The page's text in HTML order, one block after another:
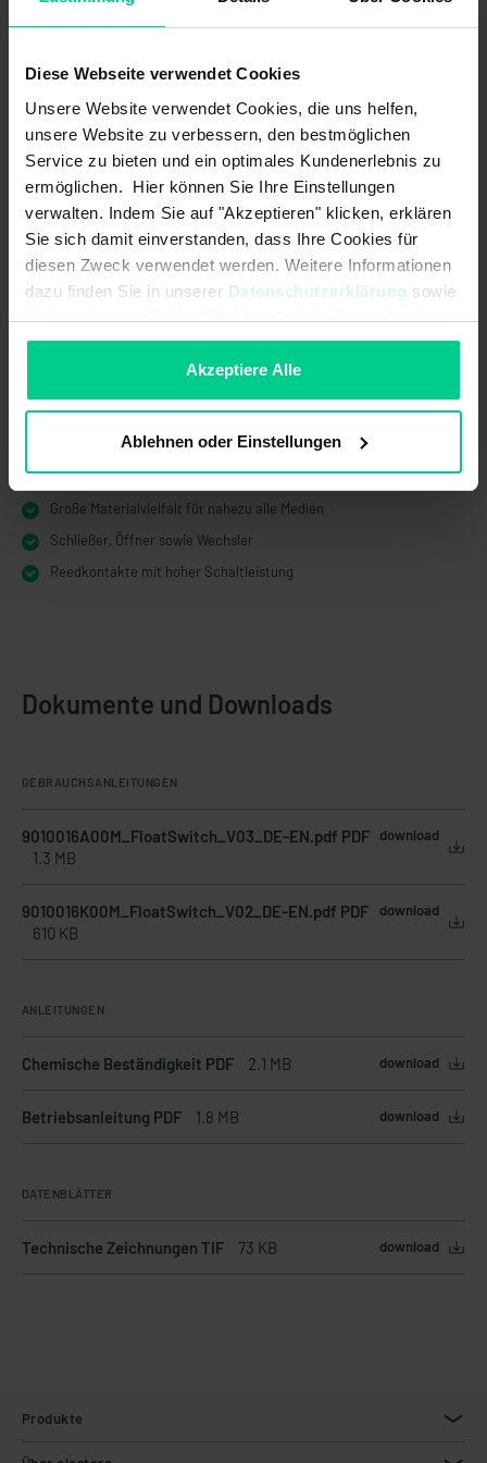
Diese Webseite verwendet Cookies
Unsere Website verwendet Cookies, die uns helfen,
unsere Website zu verbessern, den bestmöglichen
Service zu bieten und ein optimales Kundenerlebnis zu
ermöglichen. Hier können Sie Ihre Einstellungen
verwalten. Indem Sie auf "Akzeptieren" klicken, erklären
Sie sich damit einverstanden, dass Ihre Cookies für
diesen Zweck verwendet werden. Weitere Informationen
dazu finden Sie in unserer Datenschutzerklärung sowie
imImpressum. Sollten Sie hiermit nicht einverstanden
sein, können Sie die Verwendung von Cookies hier
Akzeptiere Alle
Ablehnen oder Einstellungen
Reedkontakts. Die Schwimmerschalter arbeiten
Einsatz von Reedkontakten. Zudem überzeugen sie durch
Inbetriebnahme und Betriebskosten sind minimal. Aus
diesem Grund ermöglichen die Miniaturschwimmerschalter
ein sehr breites Anwendungsspektrum von
unterschiedlichsten industriellen Anwendungen.
Produktmerkmale
Hohe Lebensdauer durch verschleißfreie Reedkontakt Technologie
Verschiedene Bauformen – gerade und gewinkelte Ausführungen
Wahl zwischen Kabelabgang, Pigtail oder M12-Stecker
Große Materialvielfalt für nahezu alle Medien
Schließer, Öffner sowie Wechsler
Reedkontakte mit hoher Schaltleistung
Dokumente und Downloads
GEBRAUCHSANLEITUNGEN
9010016A00M_FloatSwitch_V03_DE-EN.pdf PDF
1.3 MB
download
9010016K00M_FloatSwitch_V02_DE-EN.pdf PDF
610 KB
download
ANLEITUNGEN
Chemische Beständigkeit PDF 2.1 MB download
Betriebsanleitung PDF 1.8 MB download
DATENBLÄTTER
Technische Zeichnungen TIF 73 KB download
Produkte